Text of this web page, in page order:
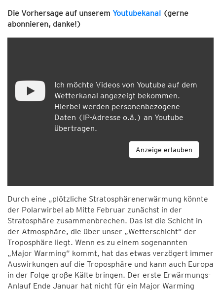
Die Vorhersage auf unserem Youtubekanal (gerne
abonnieren, danke!)
Ich möchte Videos von Youtube auf dem
Wetterkanal angezeigt bekommen.
Hierbei werden personenbezogene
Daten (IP-Adresse o.ä.) an Youtube
übertragen.
Anzeige erlauben
Durch eine „plötzliche Stratosphärenerwärmung könnte
der Polarwirbel ab Mitte Februar zunächst in der
Stratosphäre zusammenbrechen. Das ist die Schicht in
der Atmosphäre, die über unser „Wetterschicht“ der
Troposphäre liegt. Wenn es zu einem sogenannten
„Major Warming“ kommt, hat das etwas verzögert immer
Auswirkungen auf die Troposphäre und kann auch Europa
in der Folge große Kälte bringen. Der erste Erwärmungs-
Anlauf Ende Januar hat nicht für ein Major Warming